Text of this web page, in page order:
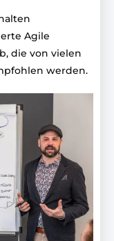
Agile
die von vielen
werden.